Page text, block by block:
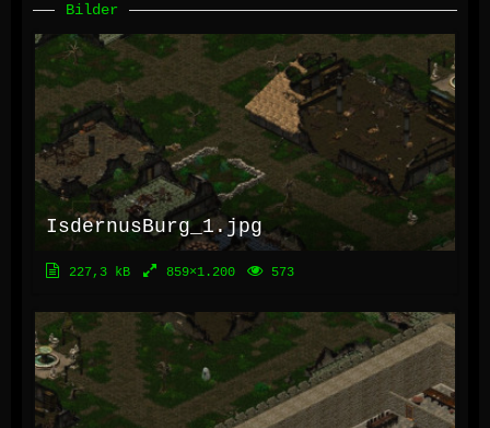
Bilder
IsdernusBurg_1.jpg
227,3 kB 859×1.200 573